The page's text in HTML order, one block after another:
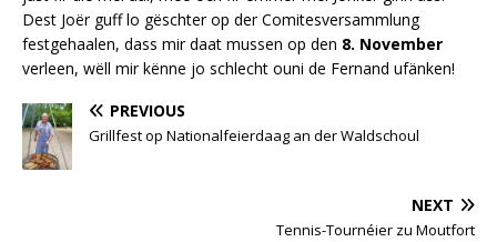
Dest Joër guff lo gëschter op der Comitesversammlung
festgehaalen, dass mir daat mussen op den 8. November
verleen, wëll mir kënne jo schlecht ouni de Fernand ufänken!
PREVIOUS
Grillfest op Nationalfeierdaag an der Waldschoul
NEXT
Tennis-Tournéier zu Moutfort